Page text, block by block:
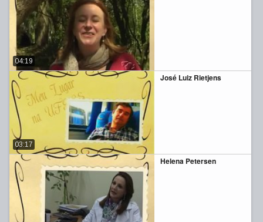
04:19
José Luiz Rietjens
03:17
Helena Petersen